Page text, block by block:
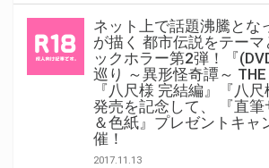
ネット上で話題沸騰とな
が描く 都市伝説をテーマ
ックホラー第2弾！『
巡り ～異形怪奇譚～ THE
『八尺様 完結編』『八
発売を記念して、 『直
＆色紙』プレゼントキャ
催！
2017.11.13